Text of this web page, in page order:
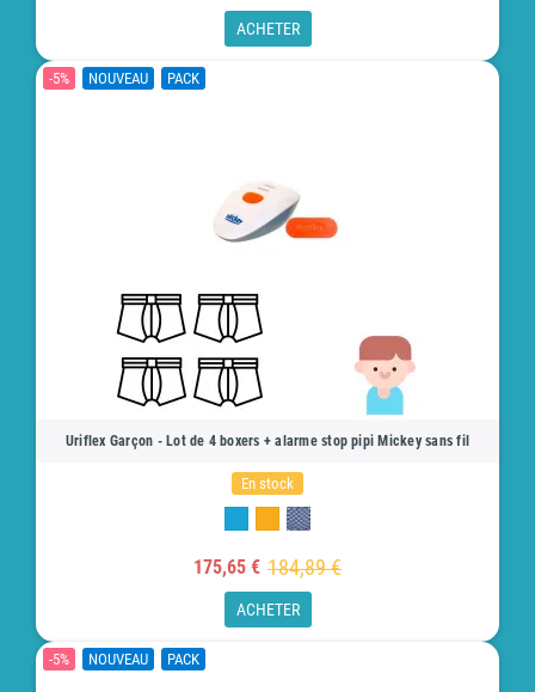
ACHETER
-5% NOUVEAU PACK
Uriflex Garçon - Lot de 4 boxers + alarme stop pipi Mickey sans fil
En stock
175,65 € 184,89 €
ACHETER
-5% NOUVEAU PACK